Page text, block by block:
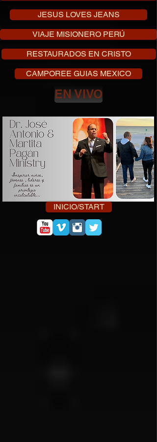
JESUS LOVES JEANS
VIAJE MISIONERO PERÚ
RESTAURADOS EN CRISTO
CAMPOREE GUIAS MEXICO
EN VIVO
INICIO/START